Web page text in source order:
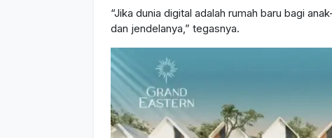
“Jika dunia digital adalah rumah baru bagi
dan jendelanya,” tegasnya.